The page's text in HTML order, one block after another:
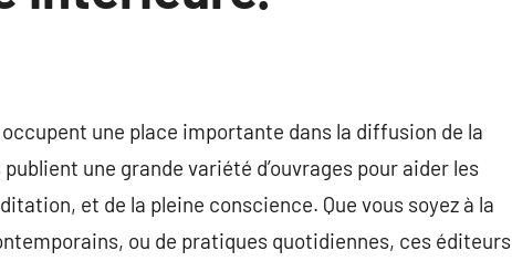
une place importante dans la diffusion de la
une grande variété d’ouvrages pour aider les
et de la pleine conscience. Que vous soyez à la
ou de pratiques quotidiennes, ces éditeurs